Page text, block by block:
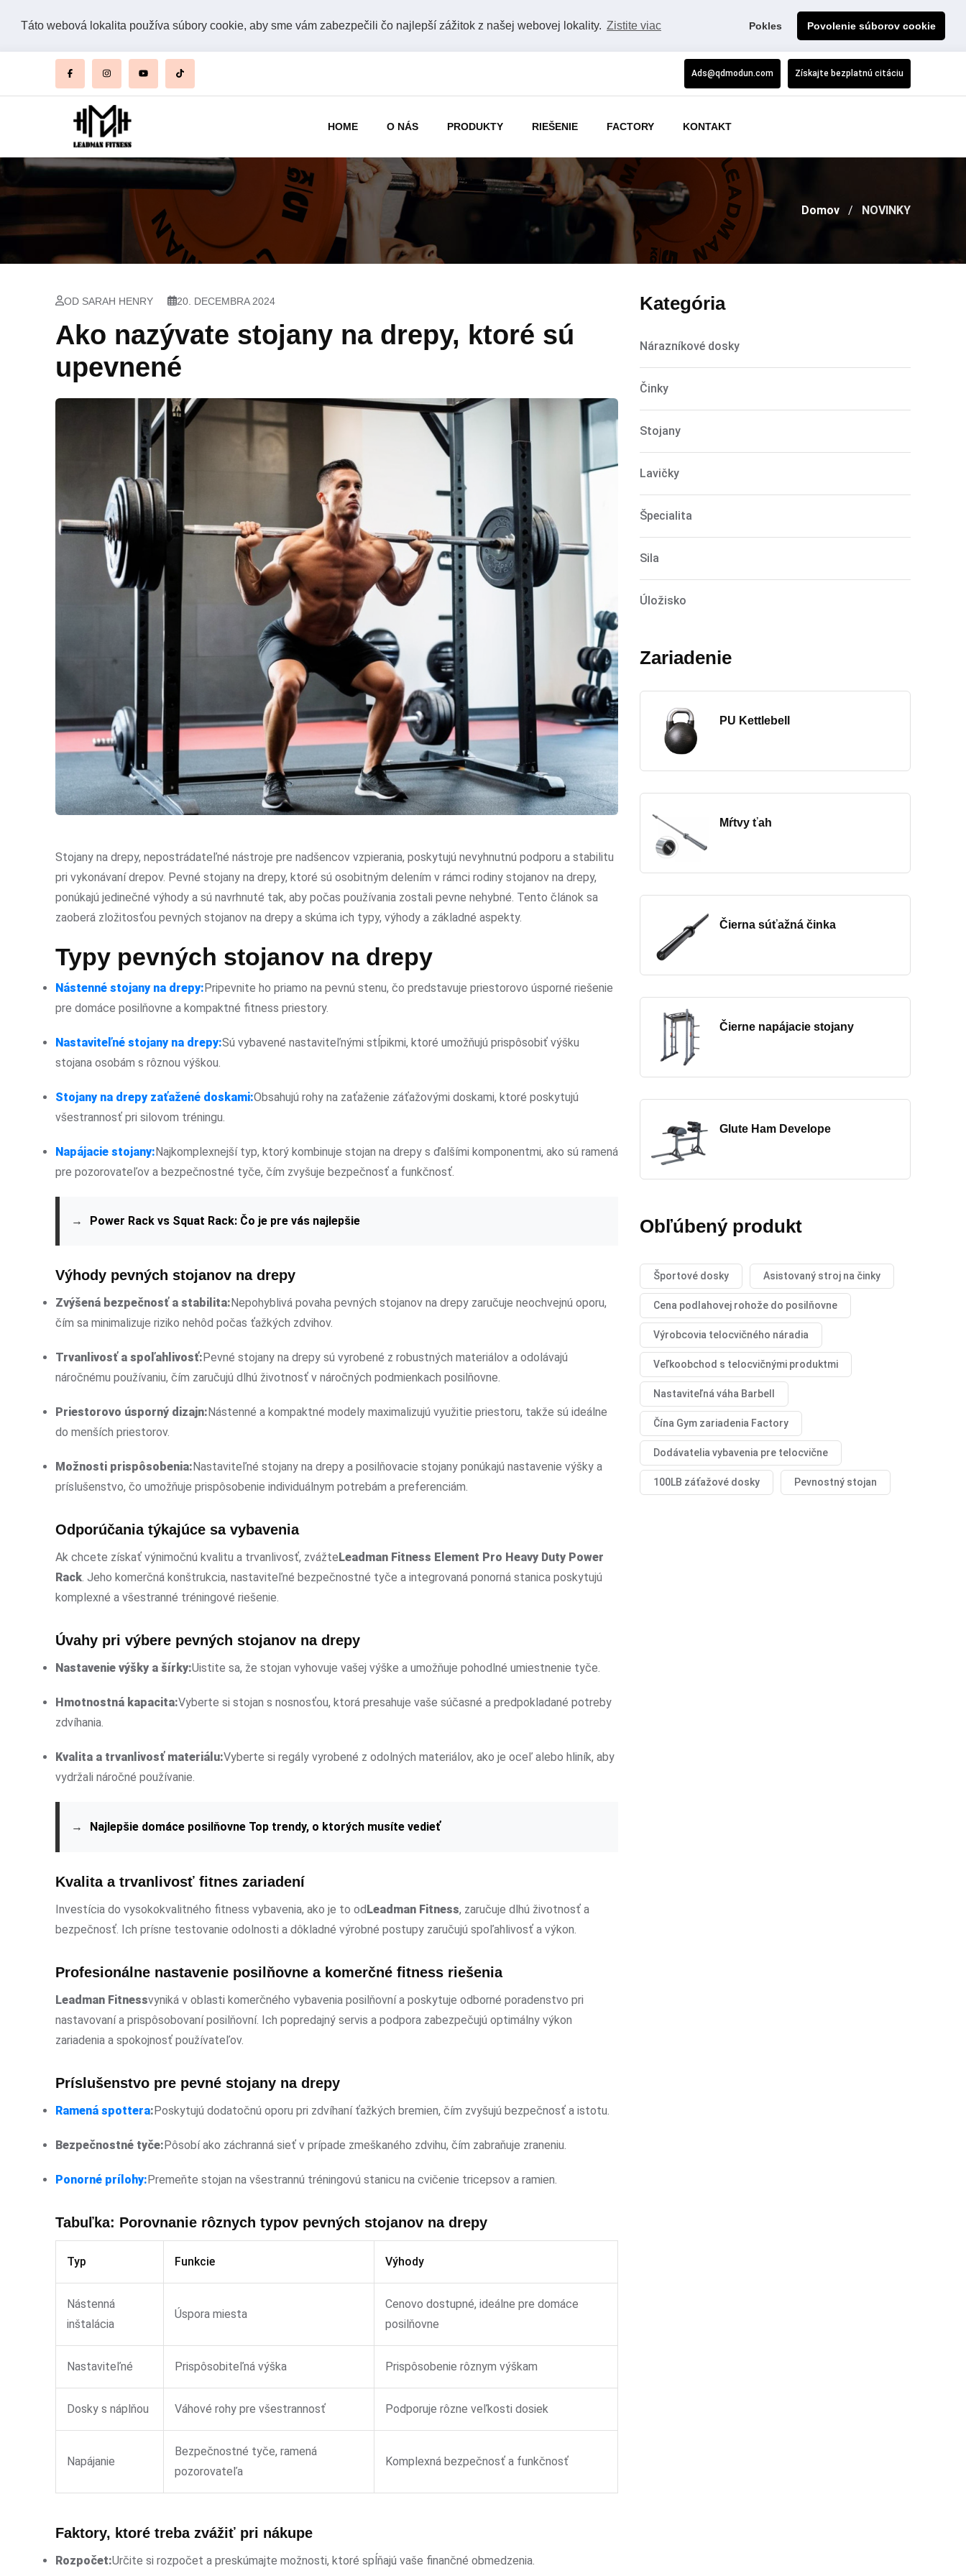
Táto webová lokalita používa súbory cookie, aby sme vám zabezpečili čo najlepší zážitok z našej webovej lokality. Zistite viac Pokles Povolenie súborov cookie
Ads@qdmodun.com Získajte bezplatnú citáciu
HOME O NÁS PRODUKTY RIEŠENIE FACTORY KONTAKT
Domov NOVINKY
OD SARAH HENRY 20. DECEMBRA 2024
Ako nazývate stojany na drepy, ktoré sú
upevnené
Stojany na drepy, nepostrádateľné nástroje pre nadšencov vzpierania, poskytujú nevyhnutnú podporu a stabilitu
pri vykonávaní drepov. Pevné stojany na drepy, ktoré sú osobitným delením v rámci rodiny stojanov na drepy,
ponúkajú jedinečné výhody a sú navrhnuté tak, aby počas používania zostali pevne nehybné. Tento článok sa
zaoberá zložitosťou pevných stojanov na drepy a skúma ich typy, výhody a základné aspekty.
Typy pevných stojanov na drepy
Nástenné stojany na drepy: Pripevnite ho priamo na pevnú stenu, čo predstavuje priestorovo úsporné riešenie
pre domáce posilňovne a kompaktné fitness priestory.
Nastaviteľné stojany na drepy:Sú vybavené nastaviteľnými stĺpikmi, ktoré umožňujú prispôsobiť výšku
stojana osobám s rôznou výškou.
Stojany na drepy zaťažené doskami:Obsahujú rohy na zaťaženie záťažovými doskami, ktoré poskytujú
všestrannosť pri silovom tréningu.
Napájacie stojany: Najkomplexnejší typ, ktorý kombinuje stojan na drepy s ďalšími komponentmi, ako sú ramená
pre pozorovateľov a bezpečnostné tyče, čím zvyšuje bezpečnosť a funkčnosť.
→ Power Rack vs Squat Rack: Čo je pre vás najlepšie
Výhody pevných stojanov na drepy
Zvýšená bezpečnosť a stabilita: Nepohyblivá povaha pevných stojanov na drepy zaručuje neochvejnú oporu,
čím sa minimalizuje riziko nehôd počas ťažkých zdvihov.
Trvanlivosť a spoľahlivosť: Pevné stojany na drepy sú vyrobené z robustných materiálov a odolávajú
náročnému používaniu, čím zaručujú dlhú životnosť v náročných podmienkach posilňovne.
Priestorovo úsporný dizajn: Nástenné a kompaktné modely maximalizujú využitie priestoru, takže sú ideálne
do menších priestorov.
Možnosti prispôsobenia: Nastaviteľné stojany na drepy a posilňovacie stojany ponúkajú nastavenie výšky a
príslušenstvo, čo umožňuje prispôsobenie individuálnym potrebám a preferenciám.
Odporúčania týkajúce sa vybavenia
Ak chcete získať výnimočnú kvalitu a trvanlivosť, zvážte Leadman Fitness Element Pro Heavy Duty Power
Rack. Jeho komerčná konštrukcia, nastaviteľné bezpečnostné tyče a integrovaná ponorná stanica poskytujú
komplexné a všestranné tréningové riešenie.
Úvahy pri výbere pevných stojanov na drepy
Nastavenie výšky a šírky:Uistite sa, že stojan vyhovuje vašej výške a umožňuje pohodlné umiestnenie tyče.
Hmotnostná kapacita:Vyberte si stojan s nosnosťou, ktorá presahuje vaše súčasné a predpokladané potreby
zdvíhania.
Kvalita a trvanlivosť materiálu:Vyberte si regály vyrobené z odolných materiálov, ako je oceľ alebo hliník, aby
vydržali náročné používanie.
→ Najlepšie domáce posilňovne Top trendy, o ktorých musíte vedieť
Kvalita a trvanlivosť fitnes zariadení
Investícia do vysokokvalitného fitness vybavenia, ako je to od Leadman Fitness, zaručuje dlhú životnosť a
bezpečnosť. Ich prísne testovanie odolnosti a dôkladné výrobné postupy zaručujú spoľahlivosť a výkon.
Profesionálne nastavenie posilňovne a komerčné fitness riešenia
Leadman Fitnessvyniká v oblasti komerčného vybavenia posilňovní a poskytuje odborné poradenstvo pri
nastavovaní a prispôsobovaní posilňovní. Ich popredajný servis a podpora zabezpečujú optimálny výkon
zariadenia a spokojnosť používateľov.
Príslušenstvo pre pevné stojany na drepy
Ramená spottera: Poskytujú dodatočnú oporu pri zdvíhaní ťažkých bremien, čím zvyšujú bezpečnosť a istotu.
Bezpečnostné tyče: Pôsobí ako záchranná sieť v prípade zmeškaného zdvihu, čím zabraňuje zraneniu.
Ponorné prílohy: Premeňte stojan na všestrannú tréningovú stanicu na cvičenie tricepsov a ramien.
Tabuľka: Porovnanie rôznych typov pevných stojanov na drepy
Typ Funkcie Výhody
Nástenná
inštalácia
Úspora miesta
Cenovo dostupné, ideálne pre domáce
posilňovne
Nastaviteľné Prispôsobiteľná výška Prispôsobenie rôznym výškam
Dosky s náplňou Váhové rohy pre všestrannosť Podporuje rôzne veľkosti dosiek
Napájanie
Bezpečnostné tyče, ramená
pozorovateľa
Komplexná bezpečnosť a funkčnosť
Faktory, ktoré treba zvážiť pri nákupe
Rozpočet:Určite si rozpočet a preskúmajte možnosti, ktoré spĺňajú vaše finančné obmedzenia.
Kategória
Nárazníkové dosky
Činky
Stojany
Lavičky
Špecialita
Sila
Úložisko
Zariadenie
PU Kettlebell
Mŕtvy ťah
Čierna súťažná činka
Čierne napájacie stojany
Glute Ham Develope
Obľúbený produkt
Športové dosky Asistovaný stroj na činky
Cena podlahovej rohože do posilňovne
Výrobcovia telocvičného náradia
Veľkoobchod s telocvičnými produktmi
Nastaviteľná váha Barbell
Čína Gym zariadenia Factory
Dodávatelia vybavenia pre telocvične
100LB záťažové dosky Pevnostný stojan